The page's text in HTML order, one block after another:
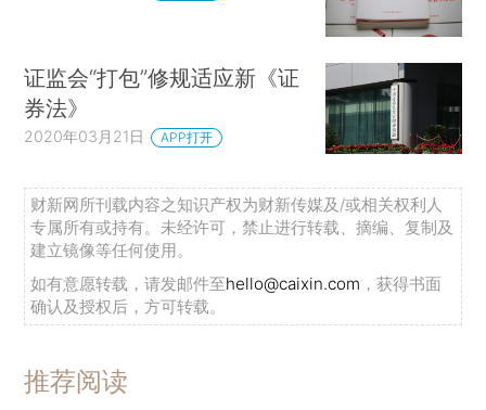
证监会“打包”修规适应新《证
券法》
2020年03月21日 APP打开
财新网所刊载内容之知识产权为财新传媒及/或相关权利人
专属所有或持有。未经许可，禁止进行转载、摘编、复制及
建立镜像等任何使用。
如有意愿转载，请发邮件至hello@caixin.com ，获得书面
确认及授权后，方可转载。
推荐阅读